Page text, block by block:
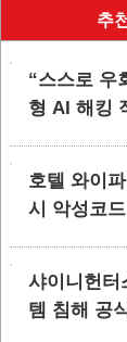
추
“스스로 우
형 AI 해킹
호텔 와이
시 악성코
샤이니헌터
템 침해 공